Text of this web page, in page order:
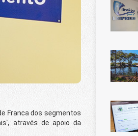
Franca dos segmentos
através de apoio da